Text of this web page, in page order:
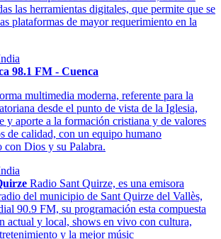
las herramientas digitales, que permite que se
plataformas de mayor requerimiento en la
98.1 FM - Cuenca
multimedia moderna, referente para la
desde el punto de vista de la Iglesia,
y aporte a la formación cristiana y de valores
de calidad, con un equipo humano
con Dios y su Palabra.
Radio Sant Quirze, es una emisora
del municipio de Sant Quirze del Vallès,
90.9 FM, su programación esta compuesta
actual y local, shows en vivo con cultura,
y la mejor músic